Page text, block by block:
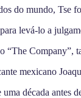
do mundo, Tse
levá-lo a
“The Company”,
mexicano
década antes